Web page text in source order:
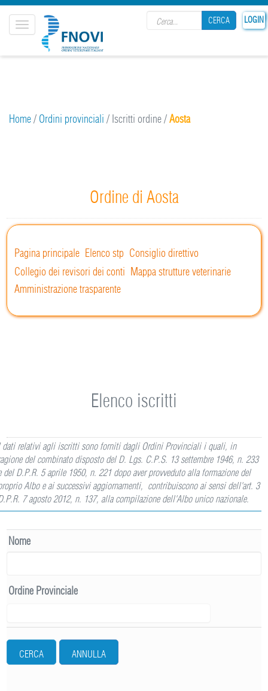
25
LOGIN
CERCA
Toggle
navigation
Home/ Ordini provinciali / Iscritti ordine/Aosta
Ordine di Aosta
Pagina principale Elenco stp Consiglio direttivo
Collegio dei revisori dei conti Mappa strutture veterinarie
Amministrazione trasparente
Elenco iscritti
dati relativi agli iscritti sono forniti dagli Ordini Provinciali i quali, in
del combinato disposto del D. Lgs. C.P.S. 13 settembre 1946, n. 233
del D.P.R. 5 aprile 1950, n. 221 dopo aver provveduto alla formazione del
Albo e ai successivi aggiornamenti, contribuiscono ai sensi dell'art. 3
7 agosto 2012, n. 137, alla compilazione dell'Albo unico nazionale.
Nome
Ordine Provinciale
CERCA ANNULLA